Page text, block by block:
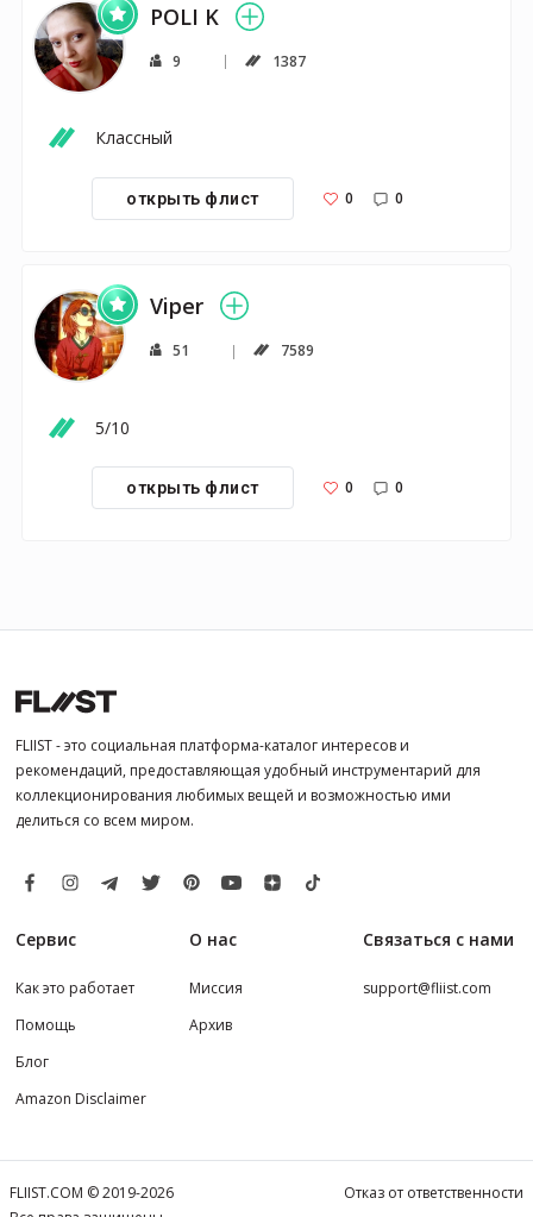
POLI K
9 1387
Классный
открыть флист 0 0
Viper
51 7589
5/10
открыть флист 0 0
FLIIST - это социальная платформа-каталог интересов и
рекомендаций, предоставляющая удобный инструментарий для
коллекционирования любимых вещей и возможностью ими
делиться со всем миром.
Сервис
Как это работает
Помощь
Блог
Amazon Disclaimer
О нас
Миссия
Архив
Связаться с нами
support@fliist.com
FLIIST.COM © 2019-2026
Отказ от ответственности